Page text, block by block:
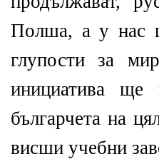
Полша, а у нас
глупости за
инициатива ще
българчета на
висши учебни